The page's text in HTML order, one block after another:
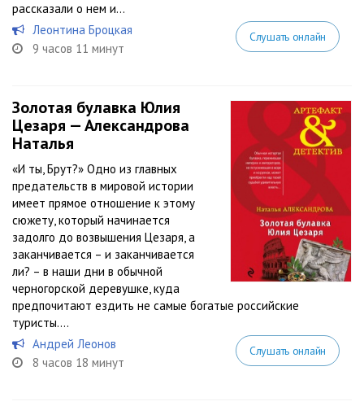
рассказали о нем и...
Леонтина Броцкая
9 часов 11 минут
Слушать онлайн
Золотая булавка Юлия
Цезаря — Александрова
Наталья
«И ты, Брут?» Одно из главных
предательств в мировой истории
имеет прямое отношение к этому
сюжету, который начинается
задолго до возвышения Цезаря, а
заканчивается – и заканчивается
ли? – в наши дни в обычной
черногорской деревушке, куда
предпочитают ездить не самые богатые российские
туристы....
Андрей Леонов
8 часов 18 минут
Слушать онлайн